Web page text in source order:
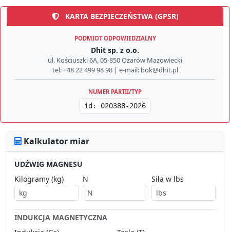
KARTA BEZPIECZEŃSTWA (GPSR)
PODMIOT ODPOWIEDZIALNY
Dhit sp. z o.o.
ul. Kościuszki 6A, 05-850 Ożarów Mazowiecki
tel: +48 22 499 98 98 | e-mail: bok@dhit.pl
NUMER PARTII/TYP
id: 020388-2026
Kalkulator miar
UDŹWIG MAGNESU
Kilogramy (kg)
N Siła w lbs
INDUKCJA MAGNETYCZNA